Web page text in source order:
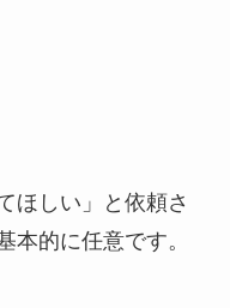
ほしい」と依頼さ
本的に任意です。